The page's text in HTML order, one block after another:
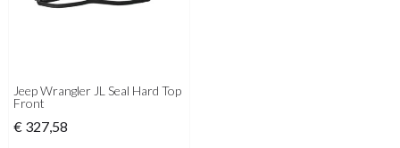
Jeep Wrangler JL Seal Hard Top
Front
€ 327,58